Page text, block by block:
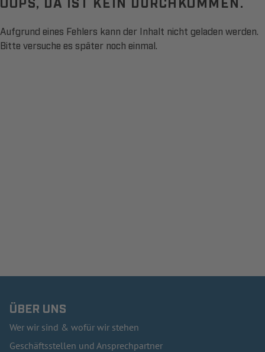
Aufgrund eines Fehlers kann der Inhalt nicht geladen werden.
Bitte versuche es später noch einmal.
ÜBER UNS
Wer wir sind & wofür wir stehen
Geschäftsstellen und Ansprechpartner